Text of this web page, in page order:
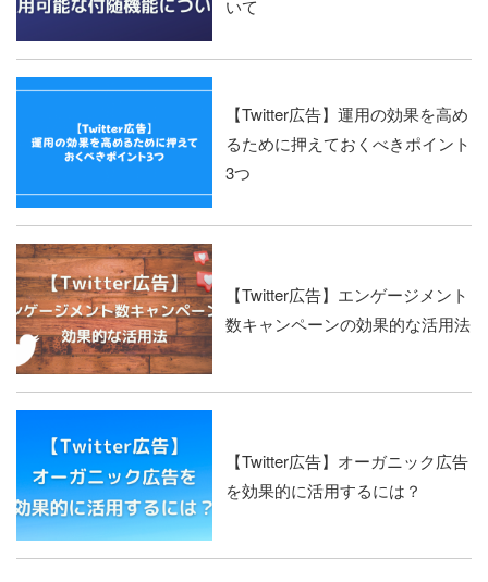
いて
【Twitter広告】運用の効果を高め
るために押えておくべきポイント
3つ
【Twitter広告】エンゲージメント
数キャンペーンの効果的な活用法
【Twitter広告】オーガニック広告
を効果的に活用するには？